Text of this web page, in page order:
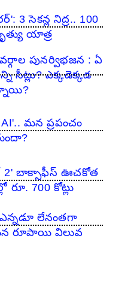
3 సెకన్ల నిద్ర.. 100
యాత్ర
పునర్విభజన : ఏ
సీట్లు? ఎక్కడెక్కడ
మన ప్రపంచం
2' బాక్సాఫీస్ ఊచకోత
రూ. 700 కోట్లు
లేనంతగా
రూపాయి విలువ